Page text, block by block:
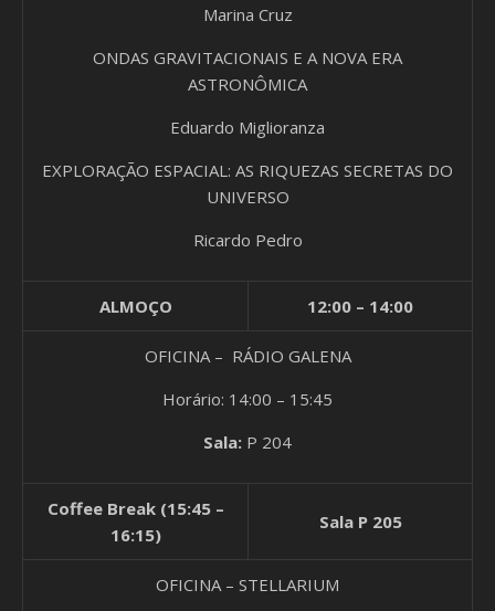
Marina Cruz
ONDAS GRAVITACIONAIS E A NOVA ERA
ASTRONÔMICA
Eduardo Miglioranza
EXPLORAÇÃO ESPACIAL: AS RIQUEZAS SECRETAS DO
UNIVERSO
Ricardo Pedro
ALMOÇO 12:00 – 14:00
OFICINA – RÁDIO GALENA
Horário: 14:00 – 15:45
Sala: P 204
Coffee Break (15:45 –
16:15)
Sala P 205
OFICINA – STELLARIUM